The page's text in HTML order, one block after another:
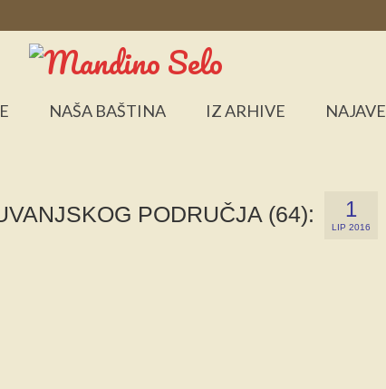
NAŠA BAŠTINA IZ ARHIVE NAJAVE
1
LIP 2016
PODRUČJA (64):